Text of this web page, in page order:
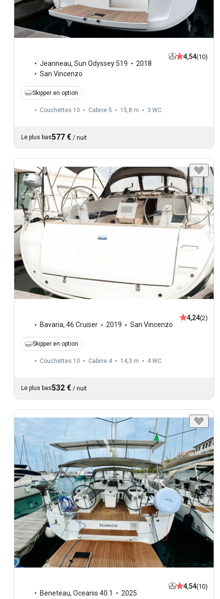
Jeanneau, Sun Odyssey 519
2018
San Vincenzo
4,54(10)
Skipper en option
Couchettes 10 Cabine 5 15,8 m 3 WC
Le plus bas577 € / nuit
Bavaria, 46 Cruiser 2019 San Vincenzo
4,24(2)
Skipper en option
Couchettes 10 Cabine 4 14,3 m 4 WC
Le plus bas532 € / nuit
Beneteau, Oceanis 40.1 2025
4,54(10)